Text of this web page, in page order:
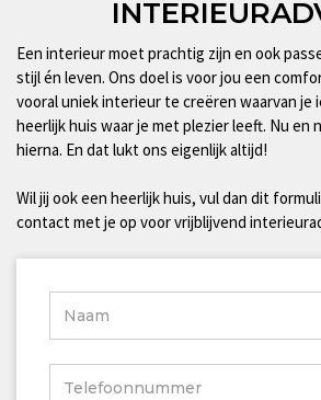
Een interieur moet prachtig zijn en ook
stijl én leven. Ons doel is voor jou een
vooral uniek interieur te creëren waarvan je
heerlijk huis waar je met plezier leeft. Nu en
hierna. En dat lukt ons eigenlijk altijd!
Wil jij ook een heerlijk huis, vul dan dit
contact met je op voor vrijblijvend